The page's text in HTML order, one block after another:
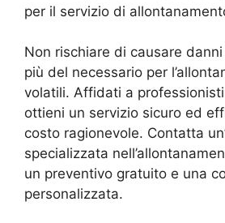
per il servizio di
Non rischiare di causare
più del necessario per
volatili. Affidati a
ottieni un servizio sicuro ed
costo ragionevole. Contatta
specializzata
un preventivo gratuito e una
personalizzata.